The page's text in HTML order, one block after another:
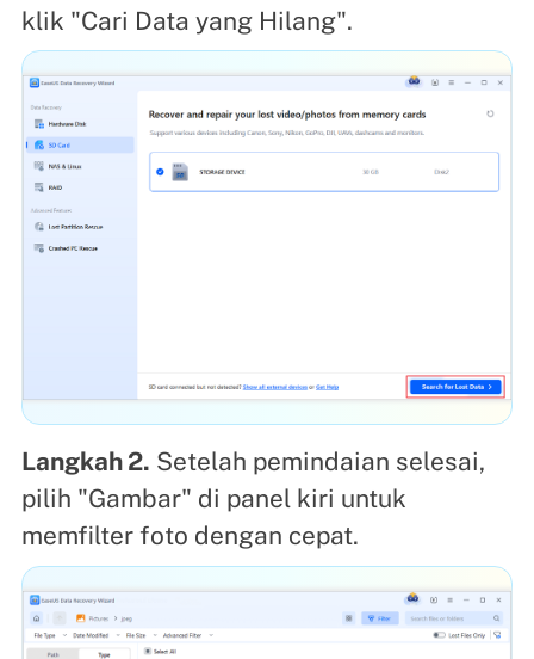
klik "Cari Data yang Hilang".
Langkah 2. Setelah pemindaian selesai,
pilih "Gambar" di panel kiri untuk
memfilter foto dengan cepat.